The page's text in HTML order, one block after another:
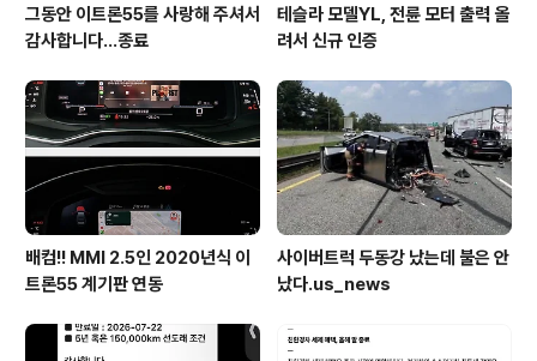
그동안 이트론55를 사랑해 주셔서
감사합니다...종료
테슬라 모델YL, 전륜 모터 출력 올
려서 신규 인증
배컴!! MMI 2.5인 2020년식 이
트론55 계기판 연동
사이버트럭 두동강 났는데 불은 안
났다.us_news